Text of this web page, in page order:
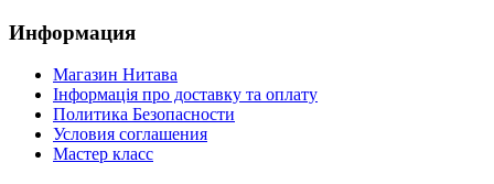
Информация
Магазин Нитава
Інформація про доставку та оплату
Политика Безопасности
Условия соглашения
Мастер класс